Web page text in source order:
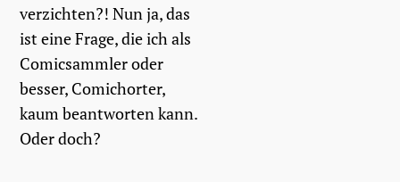
verzichten?! Nun ja, das
ist eine Frage, die ich als
Comicsammler oder
besser, Comichorter,
kaum beantworten kann.
Oder doch?